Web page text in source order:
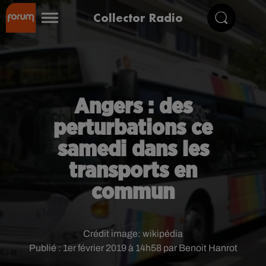
Collector Radio
Angers : des
perturbations ce
samedi dans les
transports en
commun
Publié : 1er février 2019 à 14h58 par Benoit Hanrot
Crédit image: wikipédia